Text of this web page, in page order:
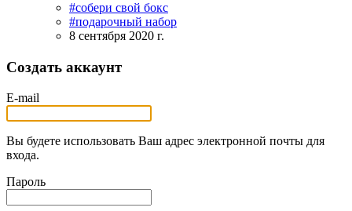
#собери свой бокс
#подарочный набор
8 сентября 2020 г.
Создать аккаунт
E-mail
Вы будете использовать Ваш адрес электронной почты для
входа.
Пароль